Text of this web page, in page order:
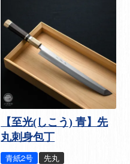
【至光(しこう) 青】先
丸刺身包丁
青紙2号 先丸